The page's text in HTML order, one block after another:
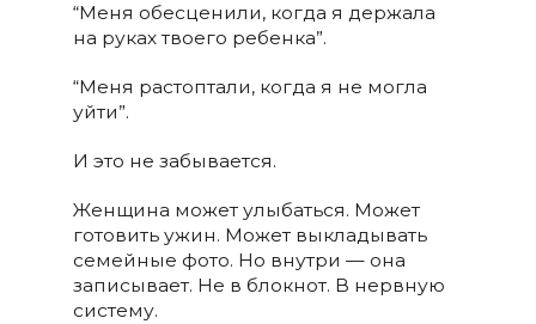
“Меня обесценили, когда я держала
на руках твоего ребенка”.
“Меня растоптали, когда я не могла
уйти”.
И это не забывается.
Женщина может улыбаться. Может
готовить ужин. Может выкладывать
семейные фото. Но внутри — она
записывает. Не в блокнот. В нервную
систему.